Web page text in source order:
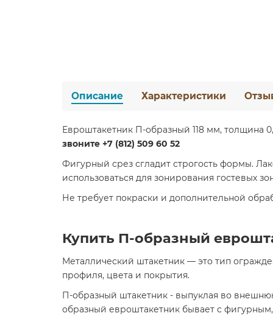
Описание Характеристики
Евроштакетник П-образный 118 мм, толщина
звоните +7 (812) 509 60 52
Фигурный срез сгладит строгость формы.
использоваться для зонирования гостевых
Не требует покраски и дополнительной
Купить П-образный
Металлический штакетник — это тип
профиля, цвета и покрытия.
П-образный штакетник - выпуклая во
образный евроштакетник бывает с